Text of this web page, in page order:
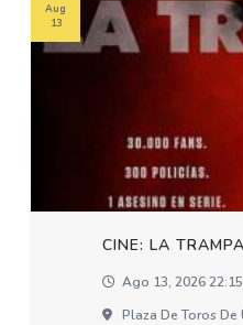
CINE: LA TRAMPA
Ago 13, 2026 22:15
Plaza De Toros De
Aug
13